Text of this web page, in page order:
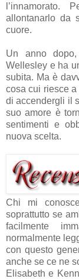
l’innamorato.
allontanarlo da
cuore.
Un anno
Wellesley e ha
subita. Ma è
cosa cui riesce
di accendergli il
suo amore è
sentimenti e
nuova scelta.
Chi mi
soprattutto se
facilmente
normalmente
con questo
anche se ce ne
Elisabeth e